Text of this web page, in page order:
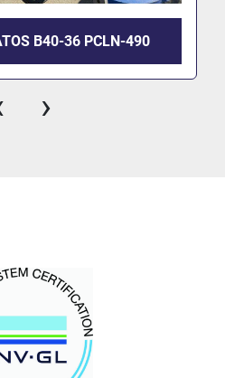
B40-36 PCLN-490
›